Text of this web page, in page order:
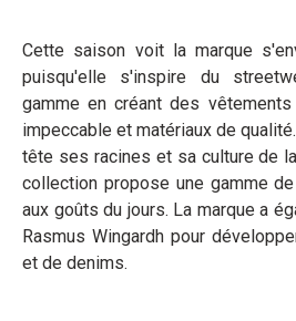
Cette saison voit la marque
puisqu'elle s'inspire du
gamme en créant des
impeccable et matériaux de
tête ses racines et sa culture de
collection propose une gamme
aux goûts du jours. La marque a
Rasmus Wingardh pour
et de denims.